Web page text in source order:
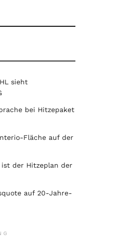
sieht
bei Hitzepaket
Fläche auf der
der Hitzeplan der
auf 20-Jahre-